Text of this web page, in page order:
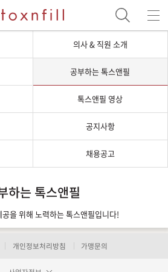
의사 & 직원 소개
공부하는 톡스앤필
톡스앤필 영상
공지사항
채용공고
하는 톡스앤필
을 위해 노력하는 톡스앤필입니다!
개인정보처리방침 가맹문의